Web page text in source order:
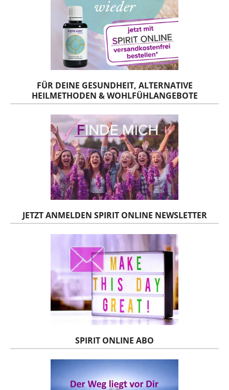
FÜR DEINE GESUNDHEIT, ALTERNATIVE
HEILMETHODEN & WOHLFÜHLANGEBOTE
JETZT ANMELDEN SPIRIT ONLINE NEWSLETTER
SPIRIT ONLINE ABO